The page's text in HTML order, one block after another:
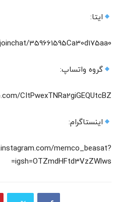
ایتا:
359661595Ca30d175aa0
گروه واتساپ:
CItPwexTNRa2giGEQUtcBZ‌
اینستاگرام:
memco_beasat?
igsh=OTZmdHFtd3VzZWlws=